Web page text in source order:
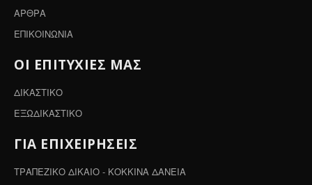
ΑΡΘΡΑ
ΕΠΙΚΟΙΝΩΝΙΑ
ΟΙ ΕΠΙΤΥΧΙΕΣ ΜΑΣ
ΔΙΚΑΣΤΙΚΟ
ΕΞΩΔΙΚΑΣΤΙΚΟ
ΓΙΑ ΕΠΙΧΕΙΡΗΣΕΙΣ
ΤΡΑΠΕΖΙΚΟ ΔΙΚΑΙΟ - ΚΟΚΚΙΝΑ ΔΑΝΕΙΑ